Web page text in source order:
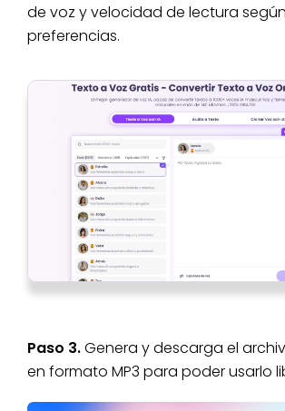
de voz y velocidad de lectura
preferencias.
Paso 3.Genera y descarga el
en formato MP3 para poder usarlo